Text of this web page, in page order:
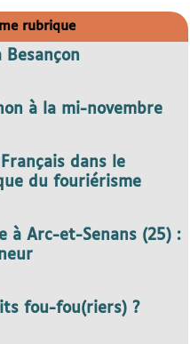
rubrique
à la mi-novembre
dans le
du fouriérisme
à Arc-et-Senans (25) :
fou-fou(riers) ?